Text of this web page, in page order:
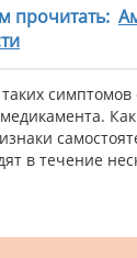
прочитать:
симптомов
в течение